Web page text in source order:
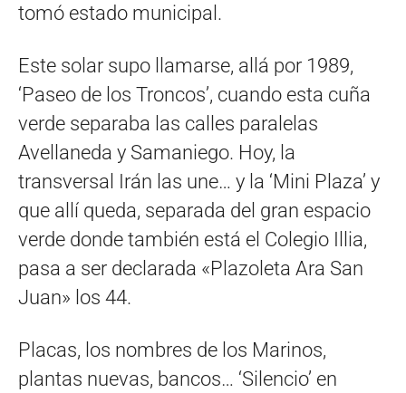
tomó estado municipal.
Este solar supo llamarse, allá por 1989,
‘Paseo de los Troncos’, cuando esta cuña
verde separaba las calles paralelas
Avellaneda y Samaniego. Hoy, la
transversal Irán las une… y la ‘Mini Plaza’ y
que allí queda, separada del gran espacio
verde donde también está el Colegio Illia,
pasa a ser declarada «Plazoleta Ara San
Juan» los 44.
Placas, los nombres de los Marinos,
plantas nuevas, bancos… ‘Silencio’ en